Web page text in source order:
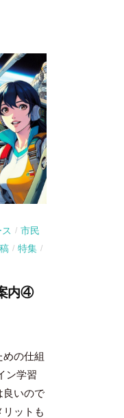
/ 市民
/ 特集 /
内④
の仕組
ン学習
良いので
ットも